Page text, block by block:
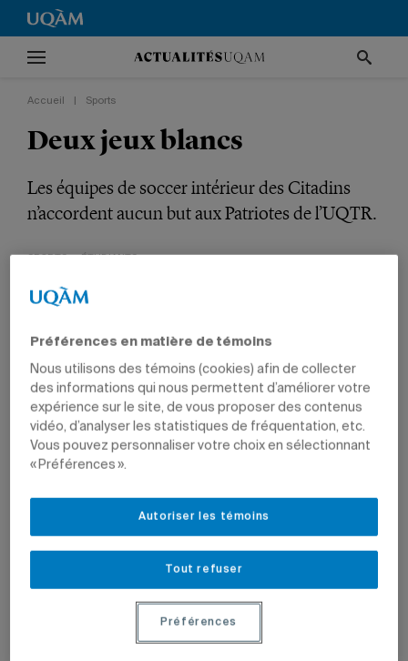
Accueil Sports
Deux jeux blancs
Les équipes de soccer intérieur des Citadins
n’accordent aucun but aux Patriotes de l’UQTR.
SPORTS ÉTUDIANTS
Jean-François Ducharme
31 janvier 2017 à 11 h 01
Mis à jour le 31 janvier 2017 à 11 h 01
Felipe Costa de Souza et Julia Liguori ont été les
meilleurs contre l’UQTR.
Photos: Andrew Dobrowolskyj
des Patriotes de l’UQTR, le 29 janvier dernier, au Complexe
Préférences en matière de témoins
Nous utilisons des témoins (cookies) afin de collecter
des informations qui nous permettent d’améliorer votre
expérience sur le site, de vous proposer des contenus
vidéo, d’analyser les statistiques de fréquentation, etc.
Vous pouvez personnaliser votre choix en sélectionnant
« Préférences ».
Tout refuser
Autoriser les témoins
Préférences